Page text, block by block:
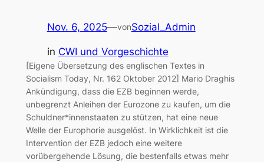
Nov. 6, 2025—vonSozial_Admin
in CWI und Vorgeschichte
[Eigene Übersetzung des englischen Textes in
Socialism Today, Nr. 162 Oktober 2012] Mario Draghis
Ankündigung, dass die EZB beginnen werde,
unbegrenzt Anleihen der Eurozone zu kaufen, um die
Schuldner*innenstaaten zu stützen, hat eine neue
Welle der Europhorie ausgelöst. In Wirklichkeit ist die
Intervention der EZB jedoch eine weitere
vorübergehende Lösung, die bestenfalls etwas mehr